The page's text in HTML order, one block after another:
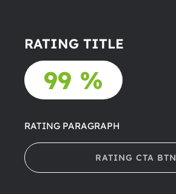
RATING TITLE
99 %
RATING PARAGRAPH
RATING CTA BTN